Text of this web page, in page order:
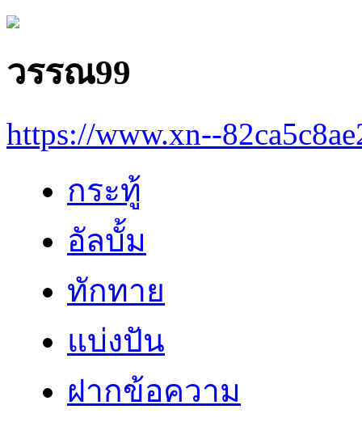
วรรณ99
https://www.xn--
กระทู้
อัลบั้ม
ทักทาย
แบ่งปัน
ฝากข้อความ